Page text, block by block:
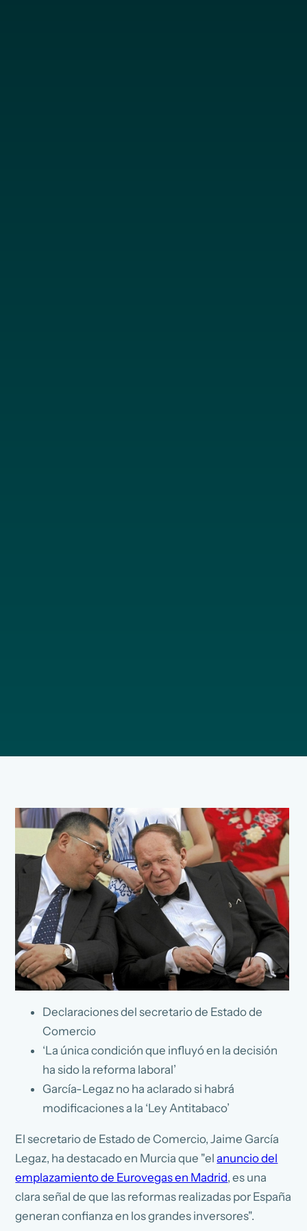
Declaraciones del secretario de Estado de
Comercio
‘La única condición que influyó en la decisión
ha sido la reforma laboral’
García-Legaz no ha aclarado si habrá
modificaciones a la ‘Ley Antitabaco’
El secretario de Estado de Comercio, Jaime García
Legaz, ha destacado en Murcia que "elanuncio del
emplazamiento de Eurovegas en Madrid, es una
clara señal de que las reformas realizadas por España
generan confianza en los grandes inversores".